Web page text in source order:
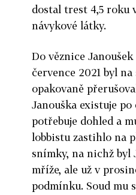
dostal trest 4,5 roku
návykové látky.
Do věznice
července 2021 byl
opakovaně
Janouška existuje
potřebuje dohled a
lobbistu zastihlo na
snímky, na nichž byl
mříže, ale už v
podmínku. Soud mu